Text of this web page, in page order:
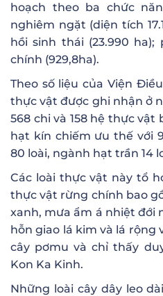
hoạch theo ba chức
nghiêm ngặt (diện tích
hồi sinh thái (23.990
chính (929,8ha).
Theo số liệu của Viện
thực vật được ghi nhận ở
568 chi và 158 hệ thực vật
hạt kín chiếm ưu thế với
80 loài, ngành hạt trần 14
Các loài thực vật này tổ
thực vật rừng chính bao
xanh, mưa ẩm á nhiệt đới
hỗn giao lá kim và lá rộng
cây pơmu và chỉ thấy
Kon Ka Kinh.
Những loài cây dây leo